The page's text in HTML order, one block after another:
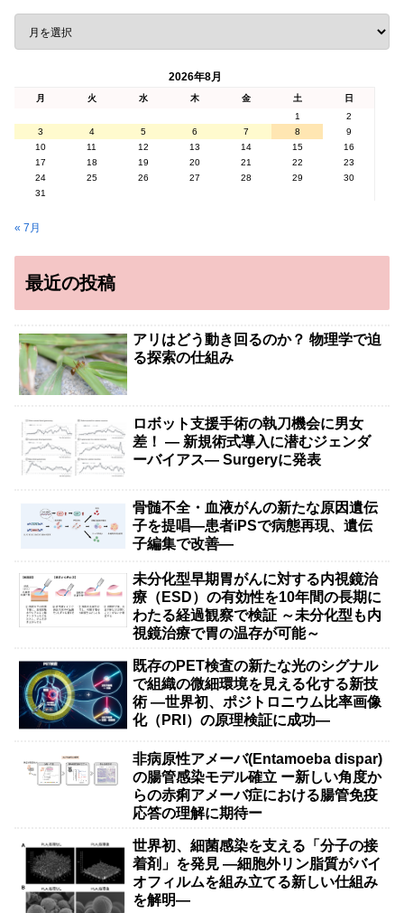
2026年8月
月 火 水 木 金 土
日
1
2
3
4 5 6 7 8
9
10
11 12 13 14 15
16
17
18 19 20 21 22
23
24
25 26 27 28 29
30
31
« 7月
最近の投稿
アリはどう動き回るのか？ 物理学で迫
る探索の仕組み
ロボット支援手術の執刀機会に男女
差！ — 新規術式導入に潜むジェンダ
ーバイアス— Surgeryに発表
骨髄不全・血液がんの新たな原因遺伝
子を提唱―患者iPSで病態再現、遺伝
子編集で改善―
未分化型早期胃がんに対する内視鏡治
療（ESD）の有効性を10年間の長期に
わたる経過観察で検証 ～未分化型も内
視鏡治療で胃の温存が可能～
既存のPET検査の新たな光のシグナル
で組織の微細環境を見える化する新技
術 ―世界初、ポジトロニウム比率画像
化（PRI）の原理検証に成功―
非病原性アメーバ(Entamoeba dispar)
の腸管感染モデル確立 ー新しい角度か
らの赤痢アメーバ症における腸管免疫
応答の理解に期待ー
世界初、細菌感染を支える「分子の接
着剤」を発見 ―細胞外リン脂質がバイ
オフィルムを組み立てる新しい仕組み
を解明―